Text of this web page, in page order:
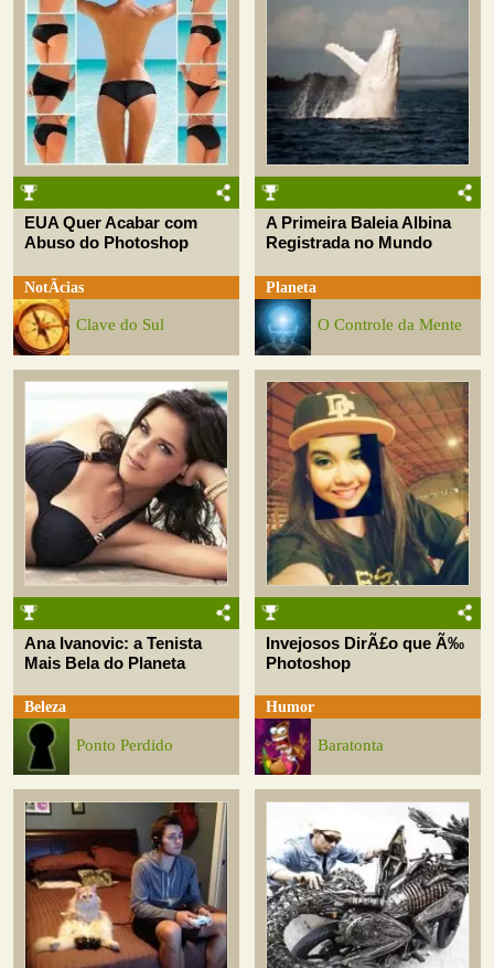
EUA Quer Acabar com
Abuso do Photoshop
NotÃ­cias
Clave do Sul
A Primeira Baleia Albina
Registrada no Mundo
Planeta
O Controle da Mente
Ana Ivanovic: a Tenista
Mais Bela do Planeta
Beleza
Ponto Perdido
Invejosos DirÃ£o que Ã‰
Photoshop
Humor
Baratonta